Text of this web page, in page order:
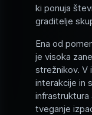
ki ponuja
graditelje
Ena od
je visoka
strežnikov. V
interakcije in
infrastruktura
tveganje